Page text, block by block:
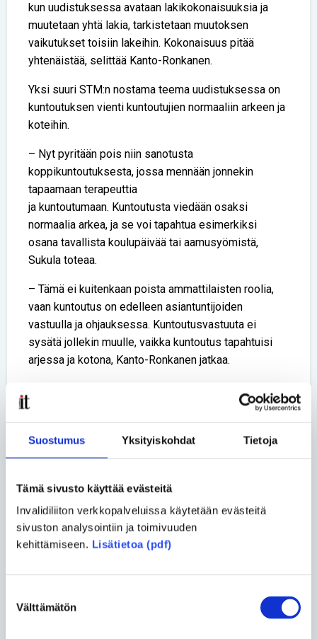
Suostumus Yksityiskohdat Tietoja
Tämä sivusto käyttää evästeitä
Invalidiliiton verkkopalveluissa käytetään evästeitä
sivuston analysointiin ja toimivuuden
kehittämiseen. Lisätietoa (pdf)
valinta
Välttämätön
kun uudistuksessa avataan lakikokonaisuuksia ja
muutetaan yhtä lakia, tarkistetaan muutoksen
vaikutukset toisiin lakeihin. Kokonaisuus pitää
yhtenäistää, selittää Kanto-Ronkanen.
Yksi suuri STM:n nostama teema uudistuksessa on
kuntoutuksen vienti kuntoutujien normaaliin arkeen ja
koteihin.
– Nyt pyritään pois niin sanotusta
koppikuntoutuksesta, jossa mennään jonnekin
tapaamaan terapeuttia
ja kuntoutumaan. Kuntoutusta viedään osaksi
normaalia arkea, ja se voi tapahtua esimerkiksi
osana tavallista koulupäivää tai aamusyömistä,
Sukula toteaa.
– Tämä ei kuitenkaan poista ammattilaisten roolia,
vaan kuntoutus on edelleen asiantuntijoiden
vastuulla ja ohjauksessa. Kuntoutusvastuuta ei
sysätä jollekin muulle, vaikka kuntoutus tapahtuisi
arjessa ja kotona, Kanto-Ronkanen jatkaa.
uudistuksen kanssa. Tämä tuo tullessaan muun
työkykyohjelman ja lapsiperheiden perhekeskukset.
vammaisille ja toimintarajoitteisille henkilöille
tärkeistä kuntoutusteemoista.
– Vaikeavammaisten henkilöiden kuntoutuksen tarve
on pysyväisluonteista. Tämä tulee huomioida
alenemisen esto, ei niinkään lisääminen. Yksi